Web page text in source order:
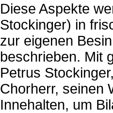
Diese Aspekte
Stockinger) in
zur eigenen
beschrieben. Mit
Petrus
Chorherr, seinen
Innehalten, um